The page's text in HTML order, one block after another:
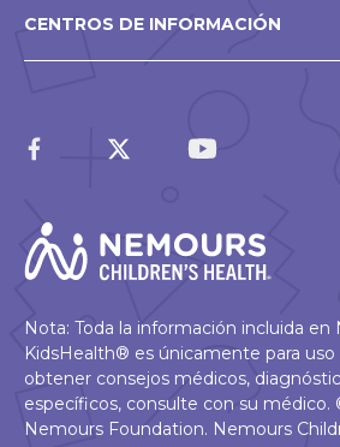
CENTROS DE INFORMACIÓN
Nota: Toda la información incluida en
KidsHealth® es únicamente para uso
obtener consejos médicos,
específicos, consulte con su médico.
Nemours Foundation. Nemours